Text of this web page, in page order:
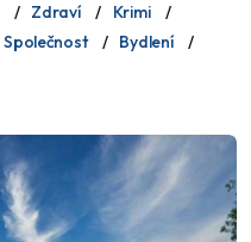
Zdraví
Krimi
Společnost
Bydlení